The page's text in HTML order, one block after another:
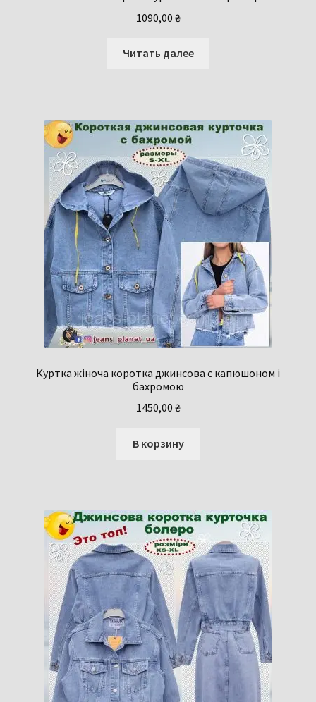
1090,00 ₴
Читать далее
Куртка жіноча коротка джинсова c капюшоном і
бахромою
1450,00 ₴
В корзину